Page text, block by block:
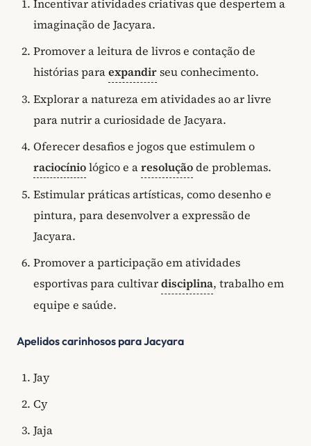
Incentivar atividades criativas que despertem a
imaginação de Jacyara.
Promover a leitura de livros e contação de
histórias paraexpandirseu conhecimento.
Explorar a natureza em atividades ao ar livre
para nutrir a curiosidade de Jacyara.
Oferecer desafios e jogos que estimulem o
raciocíniológico e aresoluçãode problemas.
Estimular práticas artísticas, como desenho e
pintura, para desenvolver a expressão de
Jacyara.
Promover a participação em atividades
esportivas para cultivardisciplina, trabalho em
equipe e saúde.
Apelidos carinhosos para Jacyara
Jay
Cy
Jaja